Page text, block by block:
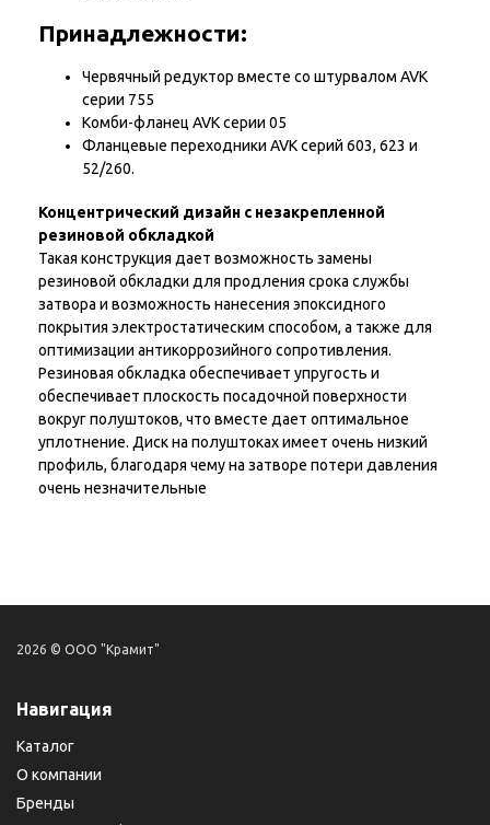
Принадлежности:
Червячный редуктор вместе со штурвалом AVK
серии 755
Комби-фланец AVK серии 05
Фланцевые переходники AVK серий 603, 623 и
52/260.
Концентрический дизайн с незакрепленной
резиновой обкладкой
Такая конструкция дает возможность замены
резиновой обкладки для продления срока службы
затвора и возможность нанесения эпоксидного
покрытия электростатическим способом, а также для
оптимизации антикоррозийного сопротивления.
Резиновая обкладка обеспечивает упругость и
обеспечивает плоскость посадочной поверхности
вокруг полуштоков, что вместе дает оптимальное
уплотнение. Диск на полуштоках имеет очень низкий
профиль, благодаря чему на затворе потери давления
очень незначительные
2026 © ООО "Крамит"
Навигация
Каталог
О компании
Бренды